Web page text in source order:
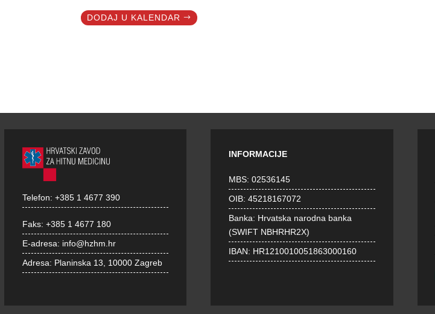
DODAJ U KALENDAR
Telefon: +385 1 4677 390
Faks: +385 1 4677 180
E-adresa: info@hzhm.hr
Adresa: Planinska 13, 10000 Zagreb
INFORMACIJE
MBS: 02536145
OIB: 45218167072
Banka: Hrvatska narodna banka
(SWIFT NBHRHR2X)
IBAN: HR1210010051863000160